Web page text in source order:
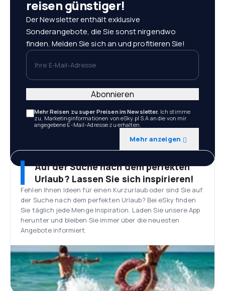
reisen günstiger!
Der Newsletter enthält exklusive
Sonderangebote, die Sie sonst nirgendwo
finden. Melden Sie sich an und profitieren Sie!
Ihre E-Mail-Adresse
Mehr Reisen zu super Preisen im Newsletter. Ich stimme
zu, Marketinginformationen von eSky.pl S.A an die von mir
angegebene E-Mail-Adresse zu erhalten.
Mehr anzeigen
Abonnieren
Auf der Suche nach dem perfekten
Urlaub? Lassen Sie sich inspirieren!
Fehlen Ihnen Ideen für einen Kurzurlaub oder sind Sie auf
der Suche nach dem perfekten Urlaub? Bei eSky finden
Sie täglich jede Menge Inspiration. Laden Sie unsere App
herunter und bleiben Sie immer über die neuesten
Angebote informiert.